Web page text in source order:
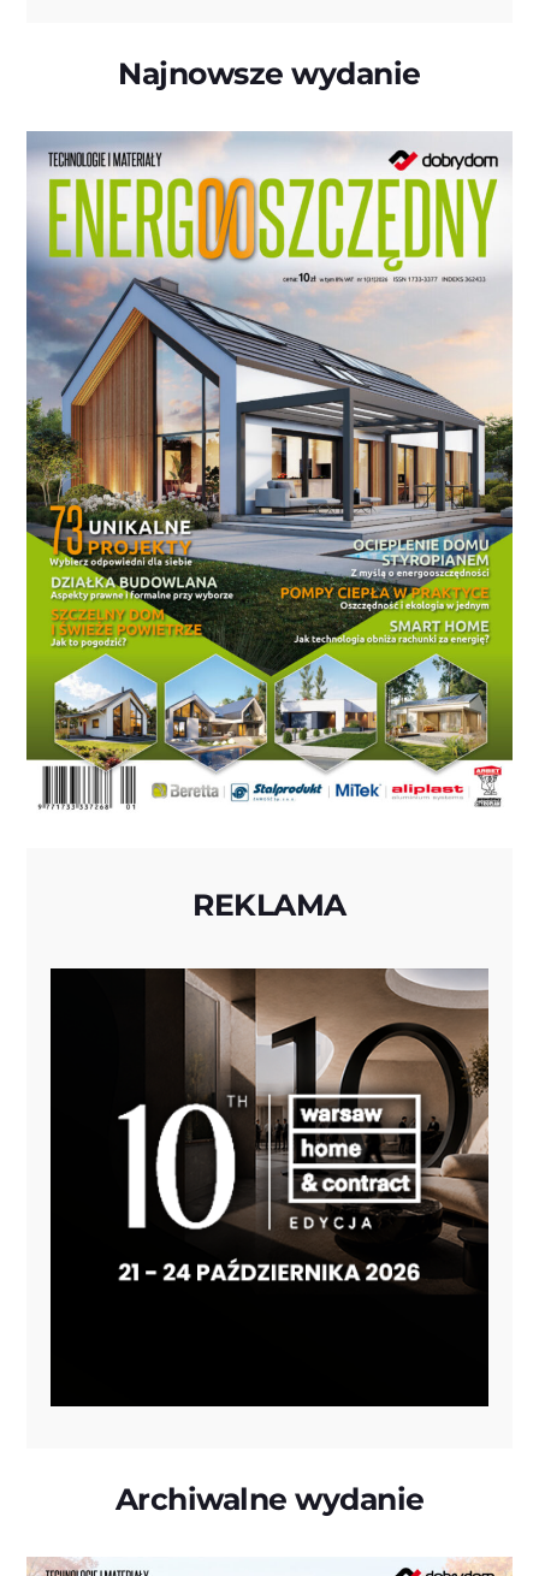
Najnowsze wydanie
REKLAMA
Archiwalne wydanie